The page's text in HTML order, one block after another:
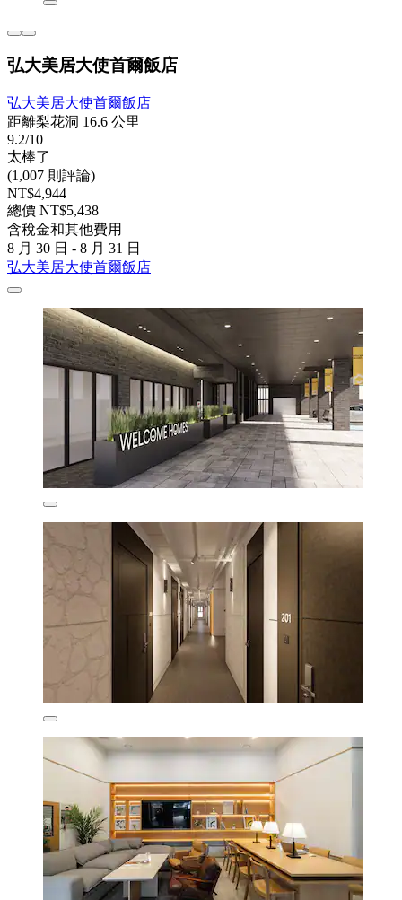
弘大美居大使首爾飯店
弘大美居大使首爾飯店
距離梨花洞 16.6 公里
9.2/10
太棒了
(1,007 則評論)
NT$4,944
總價 NT$5,438
含稅金和其他費用
8 月 30 日 - 8 月 31 日
弘大美居大使首爾飯店